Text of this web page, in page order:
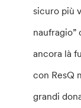
sicuro più
ancora là
con ResQ
grandi